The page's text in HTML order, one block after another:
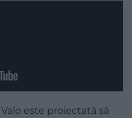
este proiectată să